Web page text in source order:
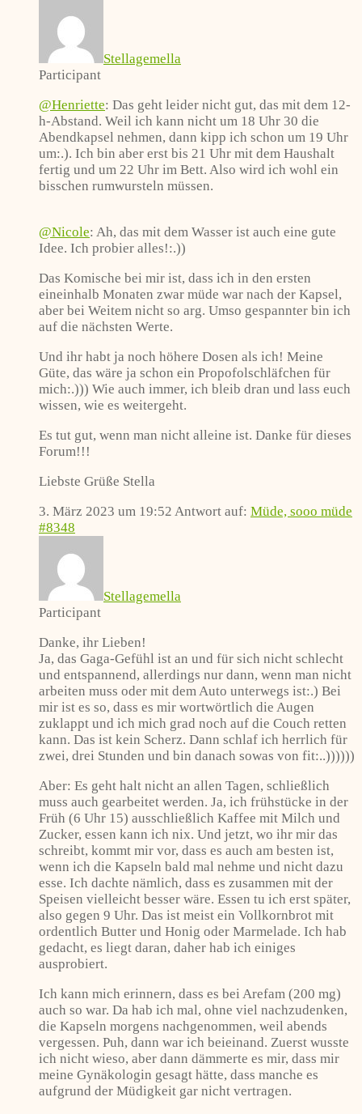
Stellagemella
Participant
@Henriette: Das geht leider nicht gut, das mit dem 12-
h-Abstand. Weil ich kann nicht um 18 Uhr 30 die
Abendkapsel nehmen, dann kipp ich schon um 19 Uhr
um:.). Ich bin aber erst bis 21 Uhr mit dem Haushalt
fertig und um 22 Uhr im Bett. Also wird ich wohl ein
bisschen rumwursteln müssen.
@Nicole: Ah, das mit dem Wasser ist auch eine gute
Idee. Ich probier alles!:.))
Das Komische bei mir ist, dass ich in den ersten
eineinhalb Monaten zwar müde war nach der Kapsel,
aber bei Weitem nicht so arg. Umso gespannter bin ich
auf die nächsten Werte.
Und ihr habt ja noch höhere Dosen als ich! Meine
Güte, das wäre ja schon ein Propofolschläfchen für
mich:.))) Wie auch immer, ich bleib dran und lass euch
wissen, wie es weitergeht.
Es tut gut, wenn man nicht alleine ist. Danke für dieses
Forum!!!
Liebste Grüße Stella
3. März 2023 um 19:52 Antwort auf: Müde, sooo müde
#8348
Stellagemella
Participant
Danke, ihr Lieben!
Ja, das Gaga-Gefühl ist an und für sich nicht schlecht
und entspannend, allerdings nur dann, wenn man nicht
arbeiten muss oder mit dem Auto unterwegs ist:.) Bei
mir ist es so, dass es mir wortwörtlich die Augen
zuklappt und ich mich grad noch auf die Couch retten
kann. Das ist kein Scherz. Dann schlaf ich herrlich für
zwei, drei Stunden und bin danach sowas von fit:..))))))
Aber: Es geht halt nicht an allen Tagen, schließlich
muss auch gearbeitet werden. Ja, ich frühstücke in der
Früh (6 Uhr 15) ausschließlich Kaffee mit Milch und
Zucker, essen kann ich nix. Und jetzt, wo ihr mir das
schreibt, kommt mir vor, dass es auch am besten ist,
wenn ich die Kapseln bald mal nehme und nicht dazu
esse. Ich dachte nämlich, dass es zusammen mit der
Speisen vielleicht besser wäre. Essen tu ich erst später,
also gegen 9 Uhr. Das ist meist ein Vollkornbrot mit
ordentlich Butter und Honig oder Marmelade. Ich hab
gedacht, es liegt daran, daher hab ich einiges
ausprobiert.
Ich kann mich erinnern, dass es bei Arefam (200 mg)
auch so war. Da hab ich mal, ohne viel nachzudenken,
die Kapseln morgens nachgenommen, weil abends
vergessen. Puh, dann war ich beieinand. Zuerst wusste
ich nicht wieso, aber dann dämmerte es mir, dass mir
meine Gynäkologin gesagt hätte, dass manche es
aufgrund der Müdigkeit gar nicht vertragen.